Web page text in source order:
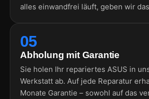
alles einwandfrei läuft, geben wir
05
Abholung mit Garantie
Sie holen Ihr repariertes ASUS in
Werkstatt ab. Auf jede Reparatur
Monate Garantie – sowohl auf das